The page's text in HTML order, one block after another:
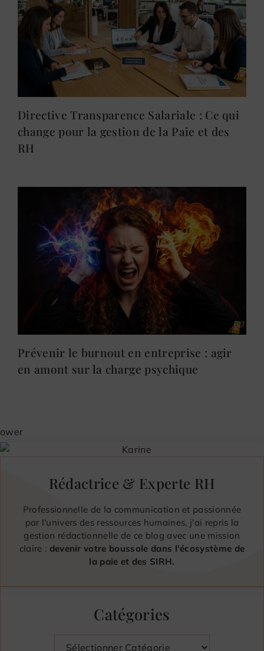
Directive Transparence Salariale : Ce qui
change pour la gestion de la Paie et des
RH
Prévenir le burnout en entreprise : agir
en amont sur la charge psychique
Rédactrice & Experte RH
Professionnelle de la communication et passionnée
par l'univers des ressources humaines, j'ai repris la
gestion rédactionnelle de ce blog avec une mission
claire : devenir votre boussole dans l'écosystème de
la paie et des SIRH.
Catégories